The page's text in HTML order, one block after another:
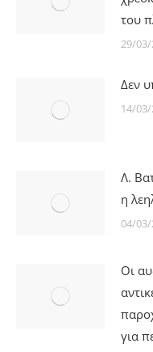
του
29/03/
Δεν
14/
Λ.
η
04/03/
Οι
για